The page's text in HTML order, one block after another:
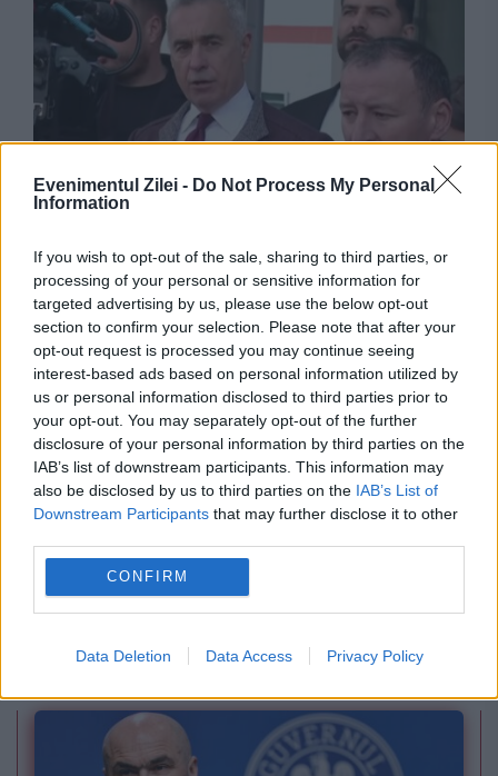
Evenimentul Zilei - Do Not Process My Personal
Information
If you wish to opt-out of the sale, sharing to third parties, or
processing of your personal or sensitive information for
targeted advertising by us, please use the below opt-out
section to confirm your selection. Please note that after your
opt-out request is processed you may continue seeing
interest-based ads based on personal information utilized by
us or personal information disclosed to third parties prior to
your opt-out. You may separately opt-out of the further
disclosure of your personal information by third parties on the
IAB’s list of downstream participants. This information may
also be disclosed by us to third parties on the IAB’s List of
Downstream Participants that may further disclose it to other
CONFIRM
Data Deletion Data Access Privacy Policy
Călin Georgescu și Horațiu Potra. Judecata
poate începe. Update
Caniculă sufocantă și furtuni violente în
București. Prognoza specială emisă de ANM